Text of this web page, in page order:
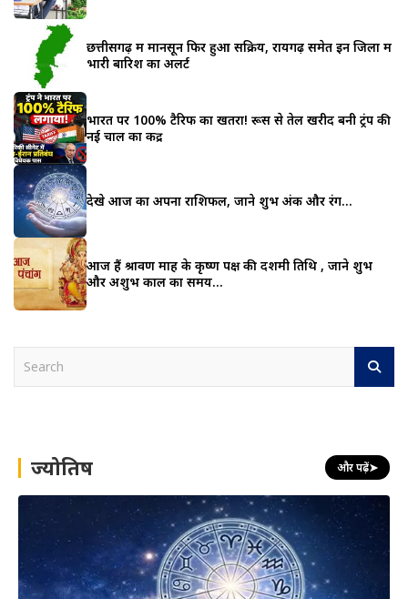
छत्तीसगढ़ में मानसून फिर हुआ सक्रिय, रायगढ़ समेत इन जिलों में
भारी बारिश का अलर्ट
भारत पर 100% टैरिफ का खतरा! रूस से तेल खरीद बनी ट्रंप की
नई चाल का केंद्र
देखे आज का अपना राशिफल, जाने शुभ अंक और रंग…
आज हैं श्रावण माह के कृष्ण पक्ष की दशमी तिथि , जाने शुभ
और अशुभ काल का समय…
h ज्योतिष और पढ़ें➤